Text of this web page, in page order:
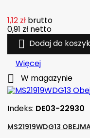
1,12 zł brutto
0,91 zł netto
 Dodaj do
Więcej
 W magazynie
Indeks: DE03-22930
MS21919WDG13